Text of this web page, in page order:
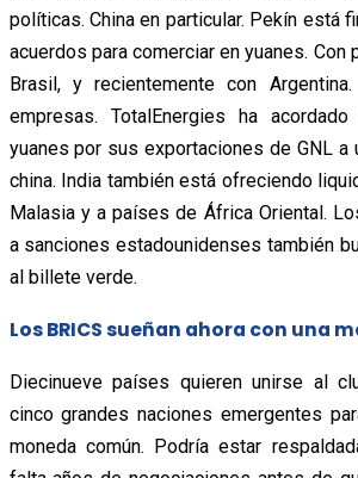
políticas. China en particular. Pekín está
acuerdos para comerciar en yuanes. Con
Brasil, y recientemente con
empresas. TotalEnergies ha
yuanes por sus exportaciones de GNL a
china. India también está ofreciendo
Malasia y a países de África Oriental.
a sanciones estadounidenses también
al billete verde.
Los BRICS sueñan ahora con una
Diecinueve países quieren unirse al
cinco grandes naciones emergentes
moneda común. Podría estar